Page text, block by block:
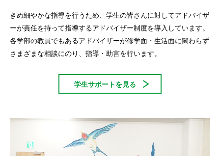
きめ細やかな指導を行うため、学生の皆さんに対してアドバイザ
ーが責任を持って指導するアドバイザー制度を導入しています。
各学部の教員でもあるアドバイザーが修学面・生活面に関わらず
さまざまな相談にのり、指導・助言を行います。
学生サポートを見る